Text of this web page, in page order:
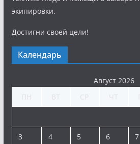
экипировки.
Достигни своей цели!
Календарь
Август 2026
3 4 5 6 7